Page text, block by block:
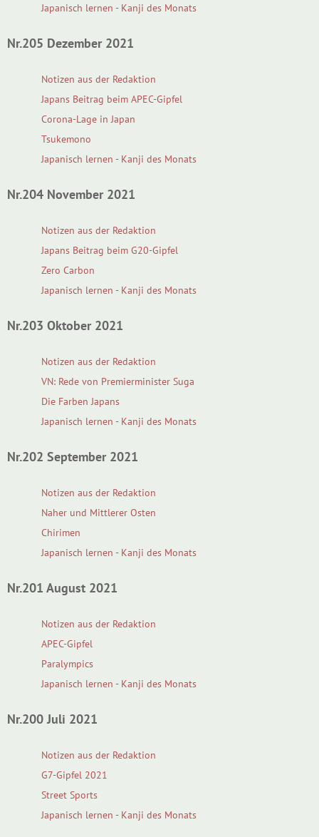
Japanisch lernen - Kanji des Monats
Nr.205 Dezember 2021
Notizen aus der Redaktion
Japans Beitrag beim APEC-Gipfel
Corona-Lage in Japan
Tsukemono
Japanisch lernen - Kanji des Monats
Nr.204 November 2021
Notizen aus der Redaktion
Japans Beitrag beim G20-Gipfel
Zero Carbon
Japanisch lernen - Kanji des Monats
Nr.203 Oktober 2021
Notizen aus der Redaktion
VN: Rede von Premierminister Suga
Die Farben Japans
Japanisch lernen - Kanji des Monats
Nr.202 September 2021
Notizen aus der Redaktion
Naher und Mittlerer Osten
Chirimen
Japanisch lernen - Kanji des Monats
Nr.201 August 2021
Notizen aus der Redaktion
APEC-Gipfel
Paralympics
Japanisch lernen - Kanji des Monats
Nr.200 Juli 2021
Notizen aus der Redaktion
G7-Gipfel 2021
Street Sports
Japanisch lernen - Kanji des Monats